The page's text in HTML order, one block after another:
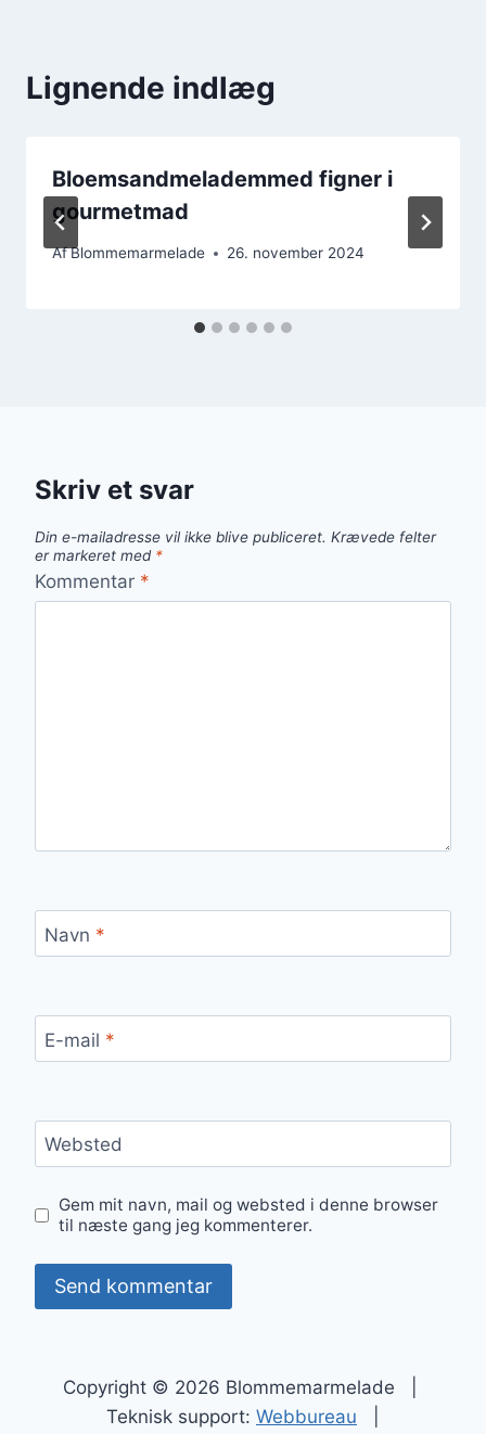
Lignende indlæg
Bloemsandmelademmed figner i
gourmetmad
AfBlommemarmelade 26. november 2024
Skriv et svar
Din e-mailadresse vil ikke blive publiceret. Krævede felter
er markeret med *
Kommentar *
Navn *
E-mail *
Websted
Gem mit navn, mail og websted i denne browser
til næste gang jeg kommenterer.
Copyright © 2026 Blommemarmelade |
Teknisk support: Webbureau